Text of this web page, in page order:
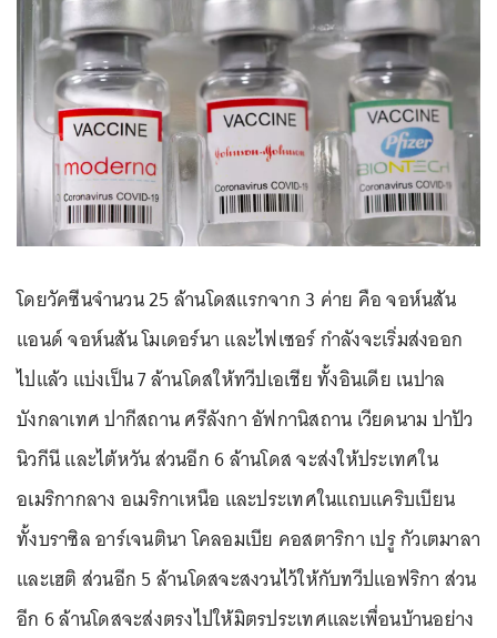
โดยวัคซีนจำนวน 25 ล้านโดสแรกจาก 3 ค่าย คือ จอห์นสัน
แอนด์ จอห์นสัน โมเดอร์นา และไฟเซอร์ กำลังจะเริ่มส่งออก
ไปแล้ว แบ่งเป็น 7 ล้านโดสให้ทวีปเอเชีย ทั้งอินเดีย เนปาล
บังกลาเทศ ปากีสถาน ศรีลังกา อัฟกานิสถาน เวียดนาม ปาปัว
นิวกีนี และไต้หวัน ส่วนอีก 6 ล้านโดส จะส่งให้ประเทศใน
อเมริกากลาง อเมริกาเหนือ และประเทศในแถบแคริบเบียน
ทั้งบราซิล อาร์เจนตินา โคลอมเบีย คอสตาริกา เปรู กัวเตมาลา
และเฮติ ส่วนอีก 5 ล้านโดสจะสงวนไว้ให้กับทวีปแอฟริกา ส่วน
อีก 6 ล้านโดสจะส่งตรงไปให้มิตรประเทศและเพื่อนบ้านอย่าง